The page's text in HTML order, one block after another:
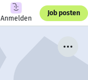
Anmelden
Job posten